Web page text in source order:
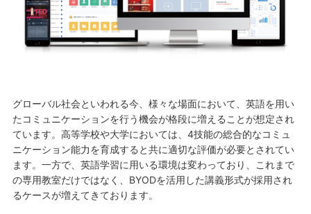
グローバル社会といわれる今、様々な場面において、英語を用い
たコミュニケーションを行う機会が格段に増えることが想定され
ています。高等学校や大学においては、4技能の総合的なコミュ
ニケーション能力を育成すると共に適切な評価が必要とされてい
ます。一方で、英語学習に用いる環境は変わっており、これまで
の専用教室だけではなく、BYODを活用した講義形式が採用され
るケースが増えてきております。